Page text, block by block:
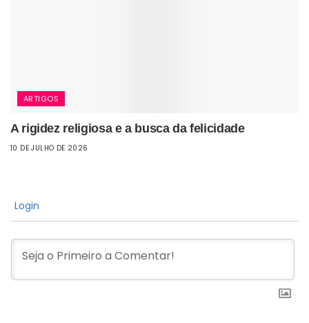
ARTIGOS
A rigidez religiosa e a busca da felicidade
10 DE JULHO DE 2026
Login